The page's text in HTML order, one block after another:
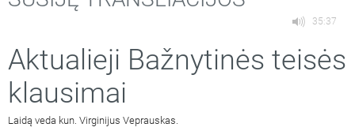
35:37
Aktualieji Bažnytinės teisės
klausimai
Laidą veda kun. Virginijus Veprauskas.